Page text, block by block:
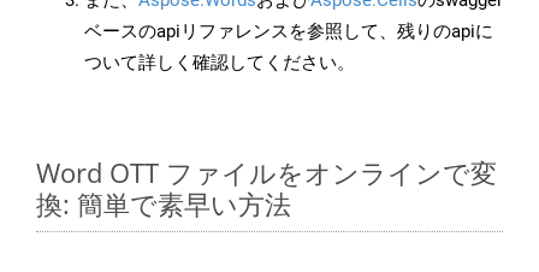
ベースのapiリファレンスを参照して、残りのapiに
ついて詳しく確認してください。
Word OTT ファイルをオンラインで変
換: 簡単で素早い方法